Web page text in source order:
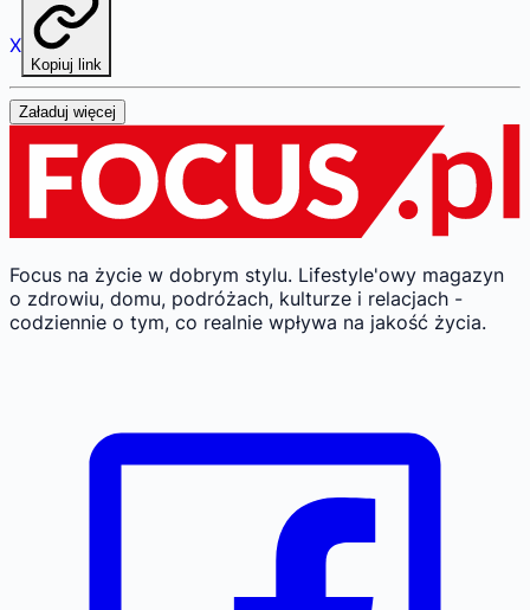
X
Kopiuj link
Załaduj więcej
Focus na życie w dobrym stylu. Lifestyle'owy magazyn
o zdrowiu, domu, podróżach, kulturze i relacjach -
codziennie o tym, co realnie wpływa na jakość życia.